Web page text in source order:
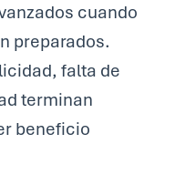
cuando
preparados.
falta de
terminan
beneficio